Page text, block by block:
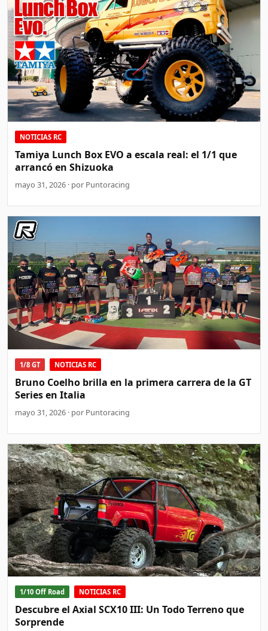
NOTICIAS RC
Tamiya Lunch Box EVO a escala real: el 1/1 que
arrancó en Shizuoka
mayo 31, 2026 · por Puntoracing
1/8 GT NOTICIAS RC
Bruno Coelho brilla en la primera carrera de la GT
Series en Italia
mayo 31, 2026 · por Puntoracing
1/10 Off Road NOTICIAS RC
Descubre el Axial SCX10 III: Un Todo Terreno que
Sorprende